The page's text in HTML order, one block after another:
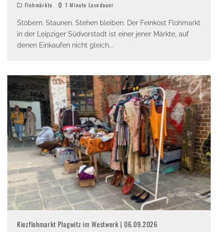
Flohmärkte 1 Minute Lesedauer
Stöbern. Staunen. Stehen bleiben. Der Feinkost Flohmarkt
in der Leipziger Südvorstadt ist einer jener Märkte, auf
denen Einkaufen nicht gleich...
Kiezflohmarkt Plagwitz im Westwerk | 06.09.2026